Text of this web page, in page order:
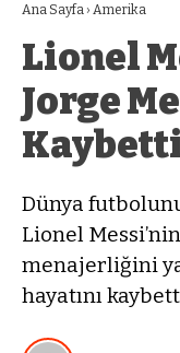
Ana Sayfa › Amerika
Lionel
Jorge
Dünya
Lionel
menajerliğini
hayatını